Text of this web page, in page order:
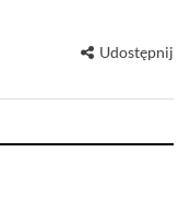
Udostępnij